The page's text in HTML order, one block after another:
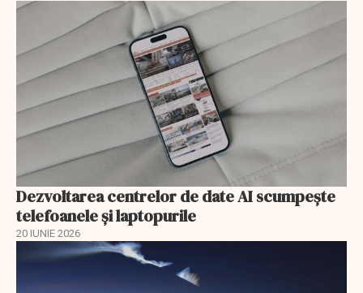
Dezvoltarea centrelor de date AI scumpeşte
telefoanele şi laptopurile
20 IUNIE 2026